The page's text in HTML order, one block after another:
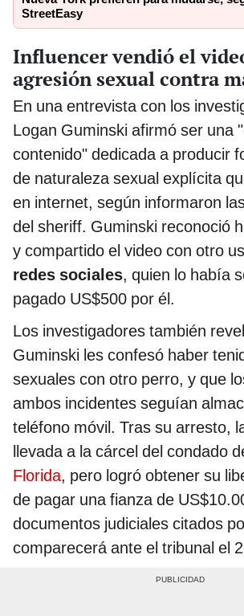
StreetEasy
Influencer vendió el
agresión sexual contra
En una entrevista con los
Logan Guminski afirmó ser una
contenido" dedicada a producir
de naturaleza sexual explícita
en internet, según informaron
del sheriff. Guminski reconoció
y compartido el video con otro
redes sociales, quien lo había
pagado US$500 por él.
Los investigadores también
Guminski les confesó haber
sexuales con otro perro, y que
ambos incidentes seguían
teléfono móvil. Tras su arresto,
llevada a la cárcel del condado
Florida, pero logró obtener su
de pagar una fianza de
documentos judiciales citados
comparecerá ante el tribunal el